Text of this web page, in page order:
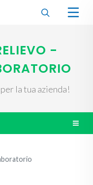
-
la tua azienda!